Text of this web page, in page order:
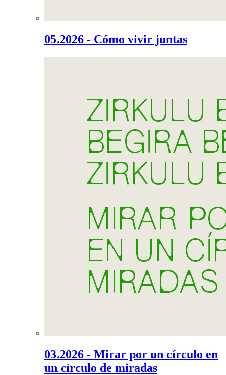
05.2026 - Cómo vivir juntas
03.2026 - Mirar por un círculo en
un círculo de miradas